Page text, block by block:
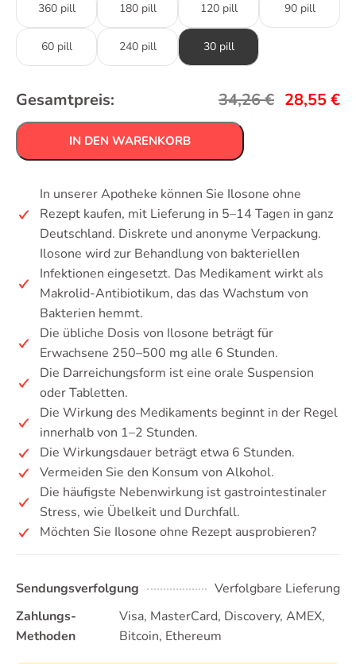
360 pill 180 pill 120 pill 90 pill
60 pill 240 pill 30 pill
Gesamtpreis: 34,26€ 28,55€
IN DEN WARENKORB
In unserer Apotheke können Sie Ilosone ohne
Rezept kaufen, mit Lieferung in 5–14 Tagen in ganz
Deutschland. Diskrete und anonyme Verpackung.
Ilosone wird zur Behandlung von bakteriellen
Infektionen eingesetzt. Das Medikament wirkt als
Makrolid-Antibiotikum, das das Wachstum von
Bakterien hemmt.
Die übliche Dosis von Ilosone beträgt für
Erwachsene 250–500 mg alle 6 Stunden.
Die Darreichungsform ist eine orale Suspension
oder Tabletten.
Die Wirkung des Medikaments beginnt in der Regel
innerhalb von 1–2 Stunden.
Die Wirkungsdauer beträgt etwa 6 Stunden.
Vermeiden Sie den Konsum von Alkohol.
Die häufigste Nebenwirkung ist gastrointestinaler
Stress, wie Übelkeit und Durchfall.
Möchten Sie Ilosone ohne Rezept ausprobieren?
Sendungsverfolgung
Verfolgbare Lieferung
Zahlungs-
Methoden
Visa, MasterCard, Discovery, AMEX,
Bitcoin, Ethereum